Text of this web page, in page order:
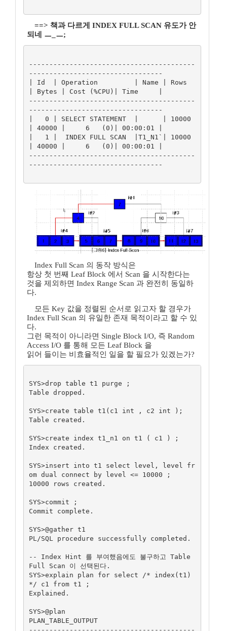
==> 책과 다르게 INDEX FULL SCAN 유도가 안
되네 ㅡ_ㅡ;
-----------------------------------------
---------------------------------
| Id  | Operation         | Name | Rows
| Bytes | Cost (%CPU)| Time     |
-----------------------------------------
---------------------------------
|   0 | SELECT STATEMENT  |      | 10000
| 40000 |     6   (0)| 00:00:01 |
|   1 |  INDEX FULL SCAN  |T1_N1`| 10000
| 40000 |     6   (0)| 00:00:01 |
-----------------------------------------
---------------------------------
Index Full Scan 의 동작 방식은
항상 첫 번째 Leaf Block 에서 Scan 을 시작한다는
것을 제외하면 Index Range Scan 과 완전히 동일하
다.
모든 Key 값을 정렬된 순서로 읽고자 할 경우가
Index Full Scan 의 유일한 존재 목적이라고 할 수 있
다.
그런 목적이 아니라면 Single Block I/O, 즉 Random
Access I/O 를 통해 모든 Leaf Block 을
읽어 들이는 비효율적인 일을 할 필요가 있겠는가?
SYS>drop table t1 purge ;
Table dropped.
SYS>create table t1(c1 int , c2 int );
Table created.
SYS>create index t1_n1 on t1 ( c1 ) ;
Index created.
SYS>insert into t1 select level, level fr
om dual connect by level <= 10000 ;
10000 rows created.
SYS>commit ;
Commit complete.
SYS>@gather t1
PL/SQL procedure successfully completed.
-- Index Hint 를 부여했음에도 불구하고 Table
Full Scan 이 선택된다.
SYS>explain plan for select /* index(t1)
*/ c1 from t1 ;
Explained.
SYS>@plan
PLAN_TABLE_OUTPUT